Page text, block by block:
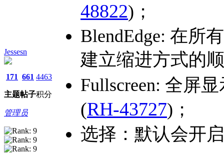
Jessesn
171
主题
661
帖子
4463
积分
管理员
48822)；
BlendEdge: 在所
建立缩进方式的
Fullscreen: 全屏
(RH-43727)；
选择：默认会开